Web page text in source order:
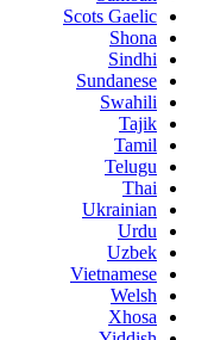
Scots Gaelic
Shona
Sindhi
Sundanese
Swahili
Tajik
Tamil
Telugu
Thai
Ukrainian
Urdu
Uzbek
Vietnamese
Welsh
Xhosa